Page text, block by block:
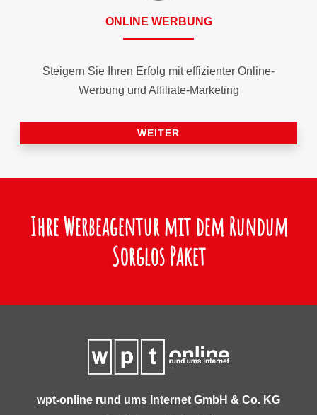
ONLINE WERBUNG
Steigern Sie Ihren Erfolg mit effizienter Online-
Werbung und Affiliate-Marketing
WEITER
Ihre Werbeagentur mit dem Rundum
Sorglos Paket
wpt-online rund ums Internet GmbH & Co. KG